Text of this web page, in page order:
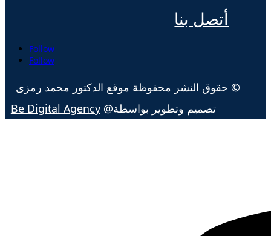
أتصل بنا
Follow
Follow
© حقوق النشر محفوظة موقع الدكتور محمد رمزى
تصميم وتطوير بواسطة@Be Digital Agency